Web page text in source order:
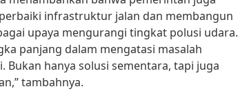
infrastruktur jalan dan membangun
upaya mengurangi tingkat polusi udara.
panjang dalam mengatasi masalah
Bukan hanya solusi sementara, tapi juga
tambahnya.